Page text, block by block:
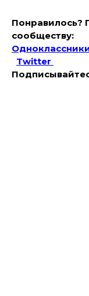
Понравилось?
сообществу:
Twitter